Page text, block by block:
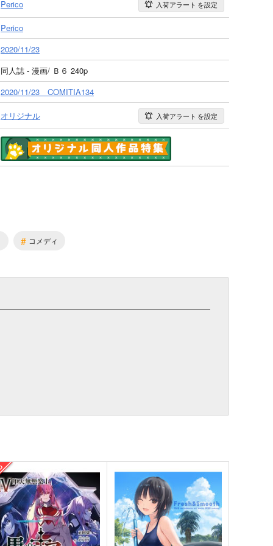
Perico 入荷アラート を設定
Perico
2020/11/23
同人誌 - 漫画/ Ｂ６ 240p
2020/11/23 COMITIA134
オリジナル 入荷アラート を設定
# コメディ